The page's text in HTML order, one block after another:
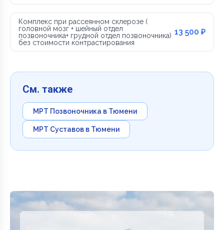
Комплекс при рассеянном склерозе (
головной мозг + шейный отдел
позвоночника+ грудной отдел позвоночника)
без стоимости контрастирования
13 500 ₽
См. также
МРТ Позвоночника в Тюмени
МРТ Суставов в Тюмени